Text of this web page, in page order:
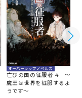
オーバーラップノベルス
亡びの国の征服者 4 ～
魔王は世界を征服するよ
うです～